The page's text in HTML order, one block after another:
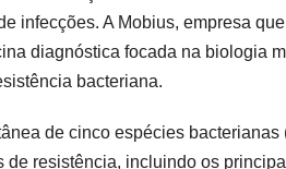
infecções. A Mobius, empresa que
diagnóstica focada na biologia
bacteriana.
de cinco espécies bacterianas
de resistência, incluindo os